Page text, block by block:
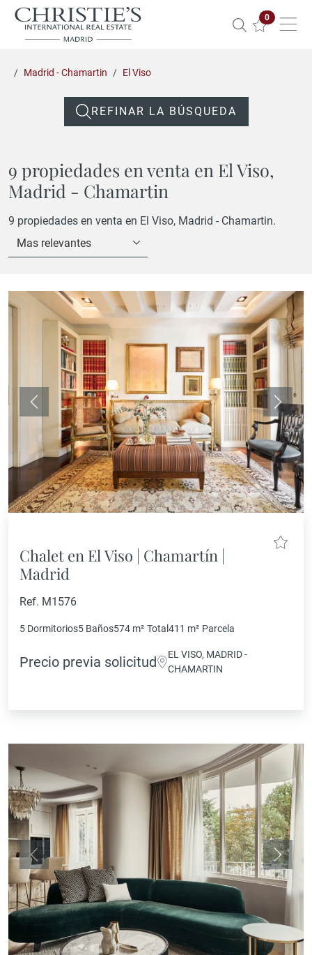
0
Madrid - Chamartin El Viso
REFINAR LA BÚSQUEDA
9 propiedades en venta en El Viso,
Madrid - Chamartin
9 propiedades en venta en El Viso, Madrid - Chamartin.
Mas relevantes
Anterior
Chalet en El Viso | Chamartín |
Madrid
Ref. M1576
5 Dormitorios5 Baños574 m² Total 411 m² Parcela
Precio previa solicitud
EL VISO, MADRID -
CHAMARTIN
Anterior